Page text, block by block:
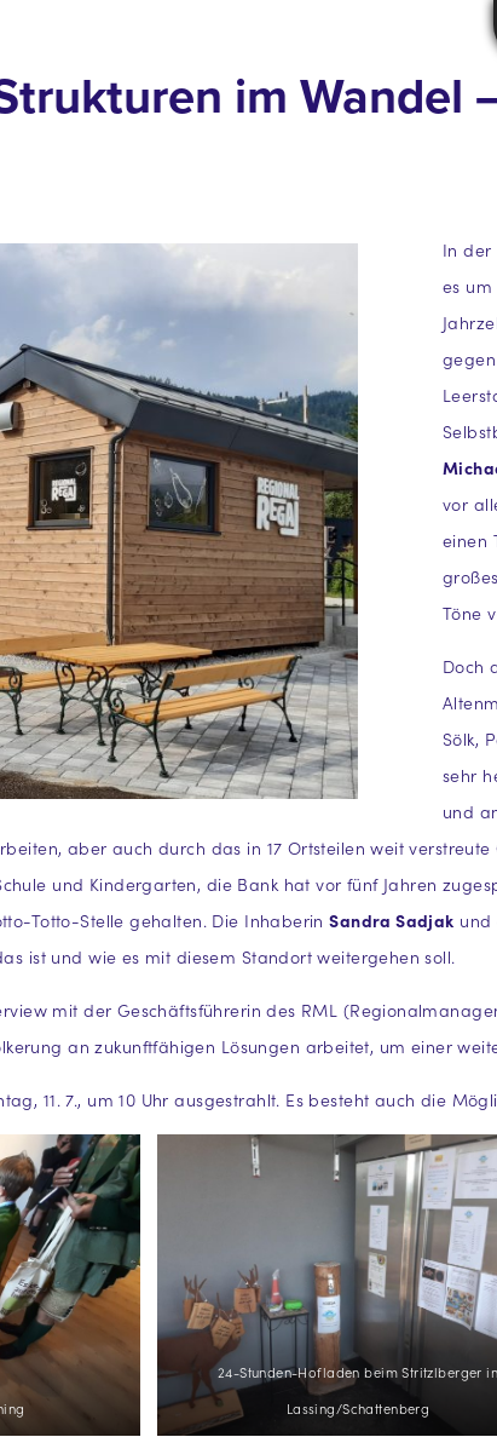
im Wandel
In der
es
vor
einen
Töne
Doch
Sölk,
sehr
und
aber auch durch das in 17 Ortsteilen weit
und Kindergarten, die Bank hat vor fünf Jahren
Totto-Stelle gehalten. Die InhaberinSandra Sadjak und
ist und wie es mit diesem Standort weitergehen soll.
mit der Geschäftsführerin des RML
an zukunftfähigen Lösungen arbeitet, um einer
11. 7., um 10 Uhr ausgestrahlt. Es besteht auch die
24-Stunden-Hofladen beim Stritzlberger in
Lassing/Schattenberg